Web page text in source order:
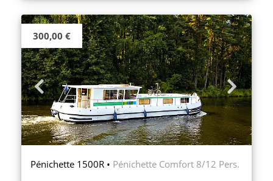
300,00 €
Previous Next
Pénichette 1500R • Pénichette Comfort 8/12 Pers.